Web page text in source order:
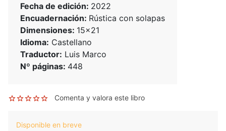
Fecha de edición: 2022
Encuadernación: Rústica con solapas
Dimensiones: 15x21
Idioma: Castellano
Traductor: Luis Marco
Nº páginas: 448
Comenta y valora este libro
Disponible en breve